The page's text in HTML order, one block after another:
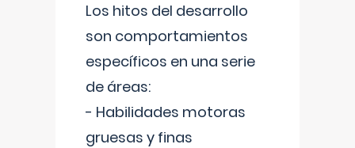
Los hitos del desarrollo
son comportamientos
específicos en una serie
de áreas:
- Habilidades motoras
gruesas y finas